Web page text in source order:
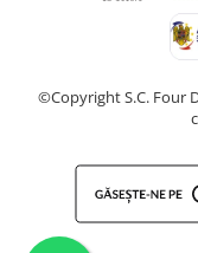
©Copyright S.C. Four